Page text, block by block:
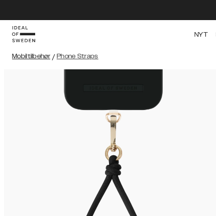
NYT
Mobiltilbehør / Phone Straps